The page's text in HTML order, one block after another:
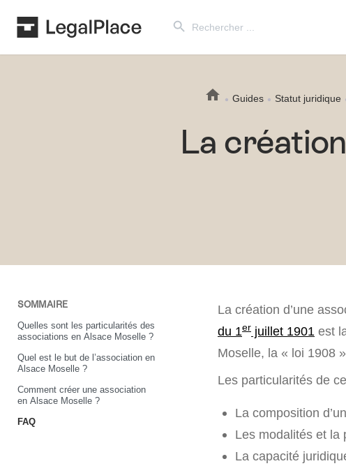
for:
Guides Statut juridique
La
SOMMAIRE
Quelles sont les particularités des
associations en Alsace Moselle ?
Quel est le but de l’association en
Alsace Moselle ?
Comment créer une association
en Alsace Moselle ?
FAQ
La création d’une
du 1er juillet 1901 est
Moselle, la « loi 1908
Les particularités de
La composition
Les modalités et la
La capacité